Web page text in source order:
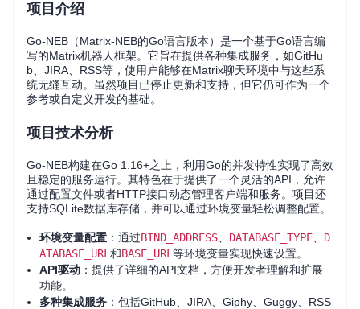
项目介绍
Go-NEB（Matrix-NEB的Go语言版本）是一个基于Go语言编
写的Matrix机器人框架。它旨在提供各种集成服务，如GitHu
b、JIRA、RSS等，使用户能够在Matrix聊天环境中与这些系
统无缝互动。虽然项目已停止更新和支持，但它仍可作为一个
参考或自定义开发的基础。
项目技术分析
Go-NEB构建在Go 1.16+之上，利用Go的并发特性实现了高效
且稳定的服务运行。其特色在于提供了一个灵活的API，允许
通过配置文件或者HTTP接口动态管理客户端和服务。项目还
支持SQLite数据库存储，并可以通过环境变量轻松调整配置。
环境变量配置 ：通过BIND_ADDRESS DATABASE_TYPE
D
ATABASE_URL 和BASE_URL 等环境变量实现快速设置。
API驱动 ：提供了详细的API文档，方便开发者理解和扩展
功能。
多种集成服务 ：包括GitHub、JIRA、Giphy、Guggy、RSS